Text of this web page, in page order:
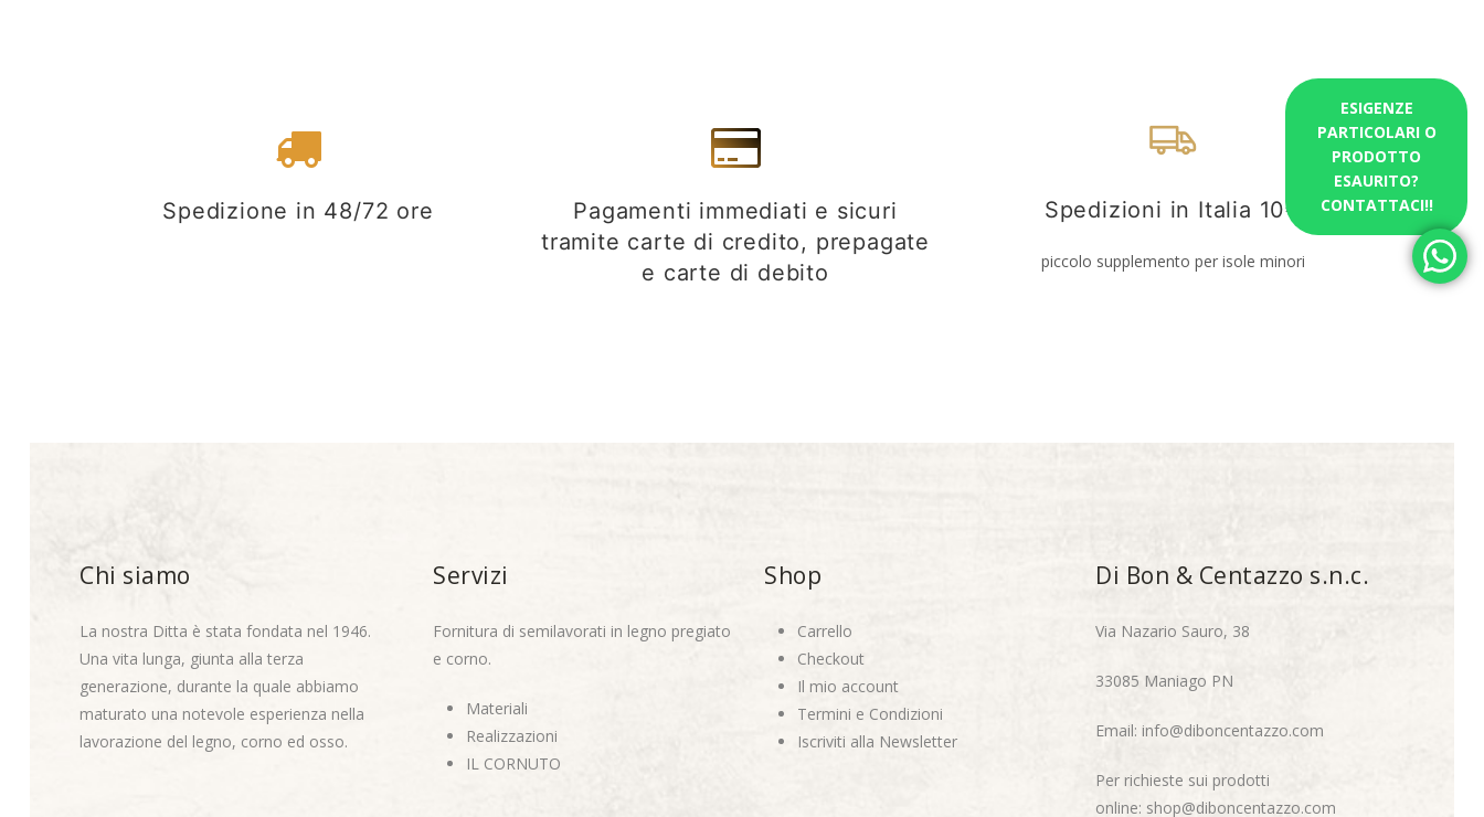
Spedizione in 48/72 ore
Pagamenti immediati e sicuri
tramite carte di credito, prepagate
e carte di debito
Spedizioni in Italia 10€
piccolo supplemento per isole minori
Chi siamo
La nostra Ditta è stata fondata nel 1946.
Una vita lunga, giunta alla terza
generazione, durante la quale abbiamo
maturato una notevole esperienza nella
lavorazione del legno, corno ed osso.
Servizi
Fornitura di semilavorati in legno pregiato
e corno.
Materiali
Realizzazioni
IL CORNUTO
Shop
Carrello
Checkout
Il mio account
Termini e Condizioni
Iscriviti alla Newsletter
Di Bon & Centazzo s.n.c.
Via Nazario Sauro, 38
33085 Maniago PN
Email: info@diboncentazzo.com
Per richieste sui prodotti
online: shop@diboncentazzo.com
ESIGENZE
PARTICOLARI O
PRODOTTO
ESAURITO?
CONTATTACI!!